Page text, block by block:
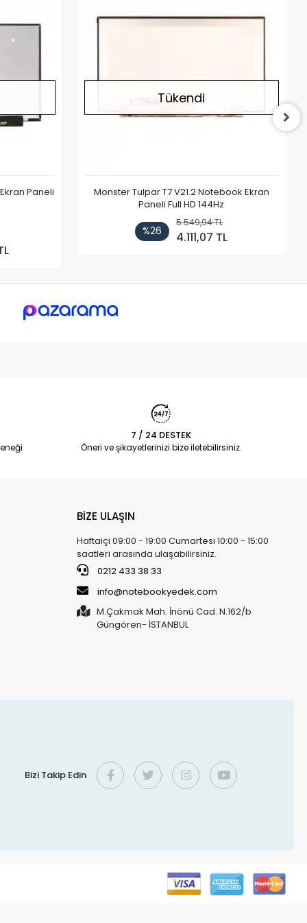
Paneli
Tükendi
Monster Tulpar T7 V21.2 Notebook Ekran
Paneli Full HD 144Hz
%26
5.549,94 TL
4.111,07 TL
7 / 24 DESTEK
Öneri ve şikayetlerinizi bize iletebilirsiniz.
BİZE ULAŞIN
Haftaiçi 09:00 - 19:00 Cumartesi 10:00 - 15:00
saatleri arasında ulaşabilirsiniz.
0212 433 38 33
info@notebookyedek.com
M.Çakmak Mah. İnönü Cad. N.162/b
Güngören- İSTANBUL
Bizi Takip Edin